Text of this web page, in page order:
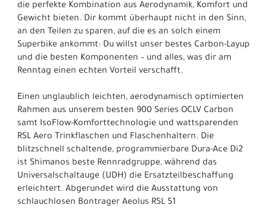
die perfekte Kombination aus Aerodynamik, Komfort und
Gewicht bieten. Dir kommt überhaupt nicht in den Sinn,
an den Teilen zu sparen, auf die es an solch einem
Superbike ankommt: Du willst unser bestes Carbon-Layup
und die besten Komponenten – und alles, was dir am
Renntag einen echten Vorteil verschafft.
Einen unglaublich leichten, aerodynamisch optimierten
Rahmen aus unserem besten 900 Series OCLV Carbon
samt IsoFlow-Komforttechnologie und wattsparenden
RSL Aero Trinkflaschen und Flaschenhaltern. Die
blitzschnell schaltende, programmierbare Dura-Ace Di2
ist Shimanos beste Rennradgruppe, während das
Universalschaltauge (UDH) die Ersatzteilbeschaffung
erleichtert. Abgerundet wird die Ausstattung von
schlauchlosen Bontrager Aeolus RSL 51